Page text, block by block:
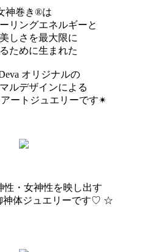
神巻き®︎は
リングエネルギーと
しさを最大限に
ために生まれた
オリジナルの
ルデザインによる
ートジュエリーです✴︎
性・女神性を映し出す
神体ジュエリーです♡ ☆